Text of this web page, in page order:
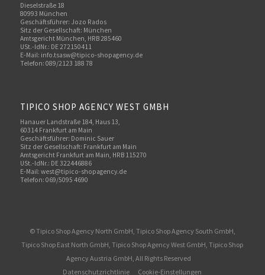
Dieselstraße 18
80993 München
Geschäftsführer: Jozo Rados
Sitz der Gesellschaft: München
Amtsgericht München, HRB 285460
USt.-IdNr.: DE 272150411
E-Mail: info.tsasw@tipico-shopagency.de
Telefon: 089/2123 188 78
TIPICO SHOP AGENCY WEST GMBH
Hanauer Landstraße 184, Haus 13,
60314 Frankfurt am Main
Geschäftsführer: Dominic Sauer
Sitz der Gesellschaft: Frankfurt am Main
Amtsgericht Frankfurt am Main, HRB 115270
USt.-IdNr.: DE 322446886
E-Mail: west@tipico-shopagency.de
Telefon: 069/5095 4690
© Tipico Shop Agency North GmbH, Tipico Shop Agency South GmbH,
Tipico Shop East North GmbH, Tipico Shop Agency West GmbH, Tipico Shop
Agency Austria GmbH, All Rights Reserved
Datenschutzrichtlinie
Cookie-Einstellungen